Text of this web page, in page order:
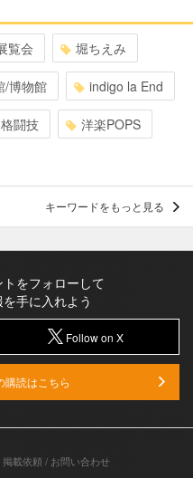
覧会 堀ちえみ
/博物館 indigo la End
格闘技 洋楽POPS
キーワードをもっと見る
をフォローして
手に入れよう
Follow on X
読はこちら
掲載依頼 / お問い合わせ